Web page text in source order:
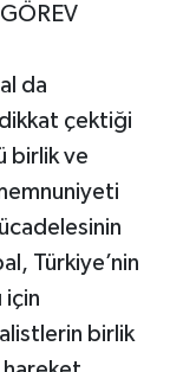
da
çektiği
birlik ve
Türkiye’nin
için
birlik